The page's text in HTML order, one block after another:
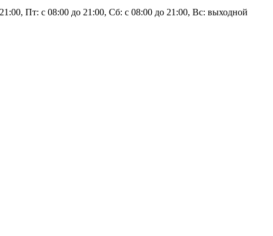
Пт: с 08:00 до 21:00, Сб: с 08:00 до 21:00, Вс: выходной